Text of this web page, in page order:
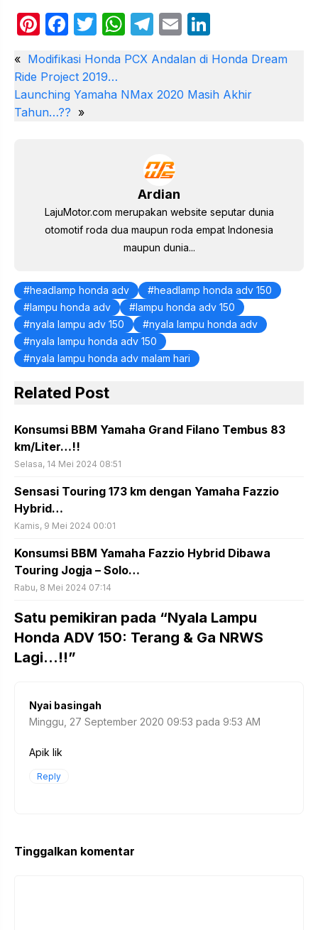
Pi
er
e
st
F
c
e
b
T
itt
er
W
at
s
T
e
gr
E
ail k
e
« Modifikasi Honda PCX Andalan di Honda Dream
Ride Project 2019…
Launching Yamaha NMax 2020 Masih Akhir
Tahun…?? »
Ardian
LajuMotor.com merupakan website seputar dunia
otomotif roda dua maupun roda empat Indonesia
maupun dunia...
headlamp honda adv
headlamp honda adv 150
lampu honda adv
lampu honda adv 150
nyala lampu adv 150
nyala lampu honda adv
nyala lampu honda adv 150
nyala lampu honda adv malam hari
Related Post
Konsumsi BBM Yamaha Grand Filano Tembus 83
km/Liter…!!
Selasa, 14 Mei 2024 08:51
Sensasi Touring 173 km dengan Yamaha Fazzio
Hybrid…
Kamis, 9 Mei 2024 00:01
Konsumsi BBM Yamaha Fazzio Hybrid Dibawa
Touring Jogja – Solo…
Rabu, 8 Mei 2024 07:14
Satu pemikiran pada “Nyala Lampu
Honda ADV 150: Terang & Ga NRWS
Lagi…!!”
Nyai basingah
Minggu, 27 September 2020 09:53 pada 9:53 AM
Apik lik
Reply
Tinggalkan komentar